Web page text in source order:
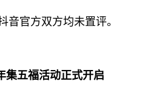
官方双方均未置评。
五福活动正式开启